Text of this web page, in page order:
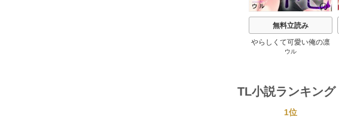
無料立読み
やらしくて可愛い俺の凛
ちゃん。～隣人後輩くん
ウル
TL小説ランキング
1位